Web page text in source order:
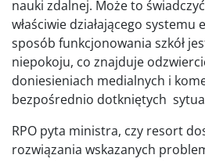
nauki zdalnej. Może to
właściwie działającego systemu
sposób funkcjonowania szkół
niepokoju, co znajduje
doniesieniach medialnych i
bezpośrednio dotkniętych
RPO pyta ministra, czy resort
rozwiązania wskazanych